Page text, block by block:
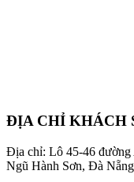
ĐỊA CHỈ KHÁCH
Địa chỉ: Lô 45-46
Ngũ Hành Sơn, Đà Nẵng